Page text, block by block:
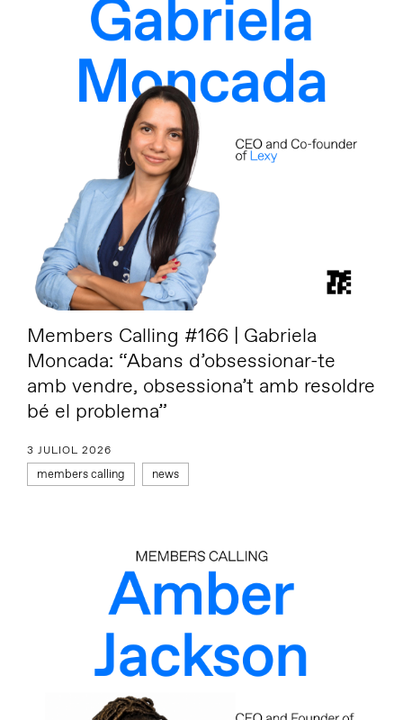
Members Calling #166 | Gabriela
Moncada: “Abans d’obsessionar-te
amb vendre, obsessiona’t amb resoldre
bé el problema”
3 JULIOL 2026
members calling news